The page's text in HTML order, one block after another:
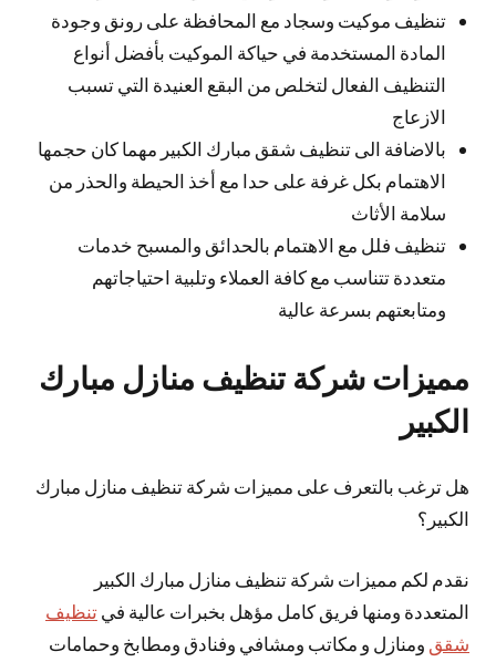
تنظيف موكيت وسجاد مع المحافظة على رونق وجودة
المادة المستخدمة في حياكة الموكيت بأفضل أنواع
التنظيف الفعال لتخلص من البقع العنيدة التي تسبب
الازعاج
بالاضافة الى تنظيف شقق مبارك الكبير مهما كان حجمها
الاهتمام بكل غرفة على حدا مع أخذ الحيطة والحذر من
سلامة الأثاث
تنظيف فلل مع الاهتمام بالحدائق والمسبح خدمات
متعددة تتناسب مع كافة العملاء وتلبية احتياجاتهم
ومتابعتهم بسرعة عالية
مميزات شركة تنظيف منازل مبارك
الكبير
هل ترغب بالتعرف على مميزات شركة تنظيف منازل مبارك
الكبير؟
نقدم لكم مميزات شركة تنظيف منازل مبارك الكبير
المتعددة ومنها فريق كامل مؤهل بخبرات عالية في تنظيف
شقق ومنازل و مكاتب ومشافي وفنادق ومطابخ وحمامات